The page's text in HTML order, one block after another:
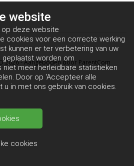
2026 - Aangeboden door ParentCom
website
op deze website
cookies voor een correcte werking
kunnen er ter verbetering van uw
worden om
niet meer herleidbare statistieken
Door op ‘Accepteer alle
u in met ons gebruik van cookies.
cookies